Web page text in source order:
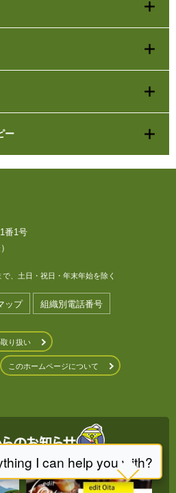
ー
番1号
、土日・祝日・年末年始を除く
ップ 組織別電話番号
り扱い
このホームページについて